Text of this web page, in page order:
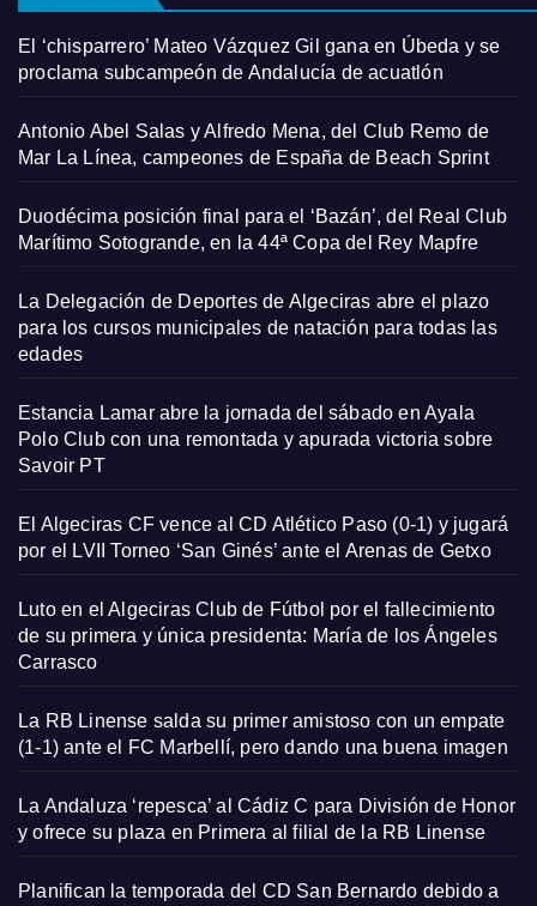
El ‘chisparrero’ Mateo Vázquez Gil gana en Úbeda y se
proclama subcampeón de Andalucía de acuatlón
Antonio Abel Salas y Alfredo Mena, del Club Remo de
Mar La Línea, campeones de España de Beach Sprint
Duodécima posición final para el ‘Bazán’, del Real Club
Marítimo Sotogrande, en la 44ª Copa del Rey Mapfre
La Delegación de Deportes de Algeciras abre el plazo
para los cursos municipales de natación para todas las
edades
Estancia Lamar abre la jornada del sábado en Ayala
Polo Club con una remontada y apurada victoria sobre
Savoir PT
El Algeciras CF vence al CD Atlético Paso (0-1) y jugará
por el LVII Torneo ‘San Ginés’ ante el Arenas de Getxo
Luto en el Algeciras Club de Fútbol por el fallecimiento
de su primera y única presidenta: María de los Ángeles
Carrasco
La RB Linense salda su primer amistoso con un empate
(1-1) ante el FC Marbellí, pero dando una buena imagen
La Andaluza ‘repesca’ al Cádiz C para División de Honor
y ofrece su plaza en Primera al filial de la RB Linense
Planifican la temporada del CD San Bernardo debido a